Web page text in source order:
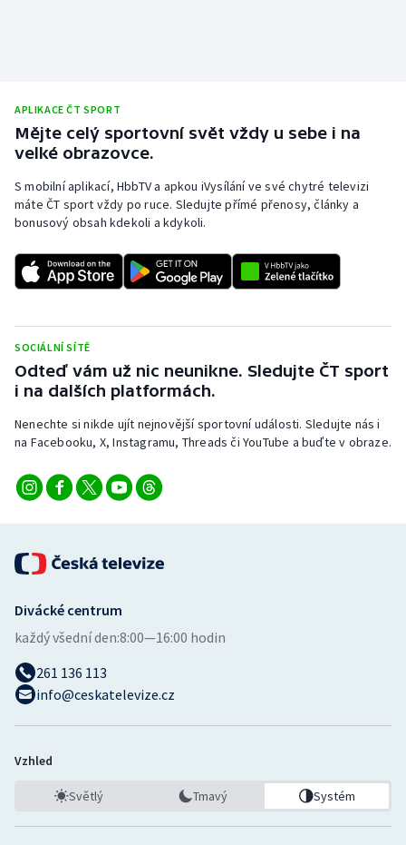
APLIKACE ČT SPORT
Mějte celý sportovní svět vždy u sebe i na
velké obrazovce.
S mobilní aplikací, HbbTV a apkou iVysílání ve své chytré televizi
máte ČT sport vždy po ruce. Sledujte přímé přenosy, články a
bonusový obsah kdekoli a kdykoli.
SOCIÁLNÍ SÍTĚ
Odteď vám už nic neunikne. Sledujte ČT sport
i na dalších platformách.
Nenechte si nikde ujít nejnovější sportovní události. Sledujte nás i
na Facebooku, X, Instagramu, Threads či YouTube a buďte v obraze.
Divácké centrum
každý všední den:8:00—16:00 hodin
261 136 113
info@ceskatelevize.cz
Vzhled
Světlý Tmavý Systém